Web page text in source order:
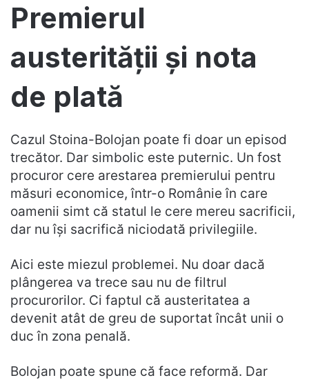
Premierul
austerității și nota
de plată
Cazul Stoina-Bolojan poate fi doar un episod
trecător. Dar simbolic este puternic. Un fost
procuror cere arestarea premierului pentru
măsuri economice, într-o Românie în care
oamenii simt că statul le cere mereu sacrificii,
dar nu își sacrifică niciodată privilegiile.
Aici este miezul problemei. Nu doar dacă
plângerea va trece sau nu de filtrul
procurorilor. Ci faptul că austeritatea a
devenit atât de greu de suportat încât unii o
duc în zona penală.
Bolojan poate spune că face reformă. Dar